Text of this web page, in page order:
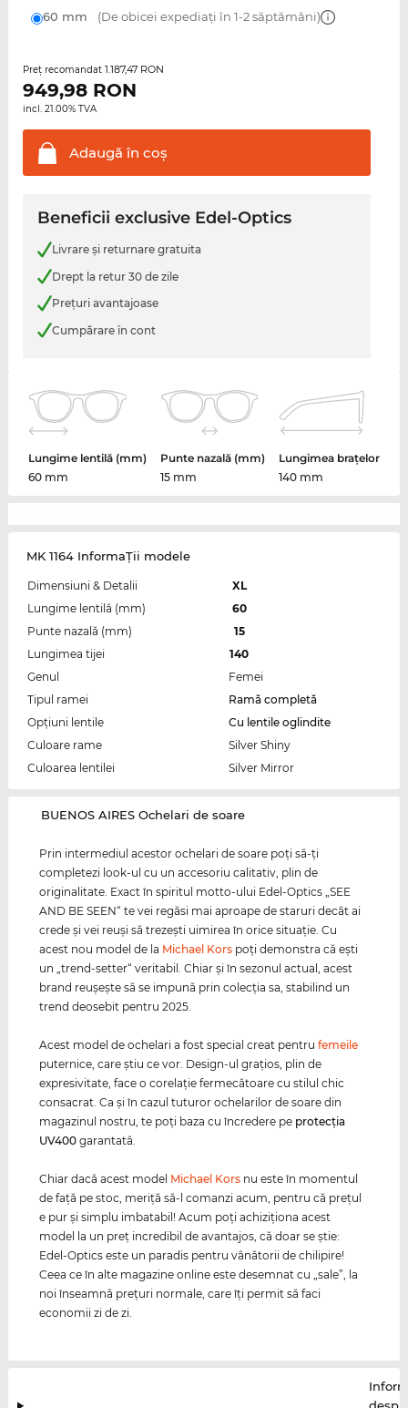
60 mm (De obicei expediați în 1-2 săptămâni)
Preţ recomandat 1.187,47 RON
949,98RON
incl. 21.00% TVA
Adaugă în coş
Beneficii exclusive Edel-Optics
Livrare şi returnare gratuita
Drept la retur 30 de zile
Preţuri avantajoase
Cumpărare în cont
Lungime lentilă (mm)
60 mm
Punte nazală (mm)
15 mm
Lungimea brațelor
140 mm
MK 1164 InformaŢii modele
Dimensiuni & Detalii
XL
Lungime lentilă (mm)
60
Punte nazală (mm)
15
Lungimea tijei
140
Genul
Femei
Tipul ramei
Ramă completă
Opțiuni lentile
Cu lentile oglindite
Culoare rame
Silver Shiny
Culoarea lentilei
Silver Mirror
‌BUENOS AIRES Ochelari de soare
Prin intermediul acestor ochelari de soare poţi să-ţi
completezi look-ul cu un accesoriu calitativ, plin de
originalitate. Exact în spiritul motto-ului Edel-Optics „SEE
AND BE SEEN“ te vei regăsi mai aproape de staruri decât ai
crede şi vei reuşi să trezeşti uimirea în orice situaţie. Cu
acest nou model de la Michael Kors poţi demonstra că eşti
un „trend-setter“ veritabil. Chiar şi în sezonul actual, acest
brand reuşeşte să se impună prin colecţia sa, stabilind un
trend deosebit pentru 2025.
Acest model de ochelari a fost special creat pentrufemeile
puternice, care ştiu ce vor. Design-ul graţios, plin de
expresivitate, face o corelaţie fermecătoare cu stilul chic
consacrat. Ca și în cazul tuturor ochelarilor de soare din
magazinul nostru, te poți baza cu încredere pe protecția
UV400 garantată.
Chiar dacă acest model Michael Kors nu este în momentul
de faţă pe stoc, meriţă să-l comanzi acum, pentru că preţul
e pur şi simplu imbatabil! Acum poţi achiziţiona acest
model la un preţ incredibil de avantajos, că doar se ştie:
Edel-Optics este un paradis pentru vânătorii de chilipire!
Ceea ce în alte magazine online este desemnat cu „sale”, la
noi înseamnă preţuri normale, care îţi permit să faci
economii zi de zi.